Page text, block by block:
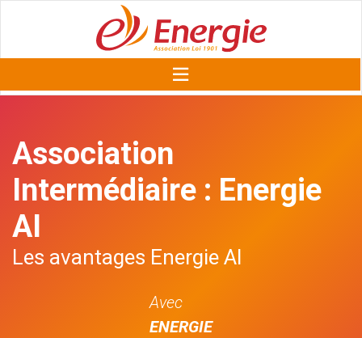
Association
Intermédiaire : Energie
AI
Les avantages Energie AI
Avec
ENERGIE